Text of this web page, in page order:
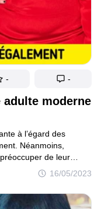
adulte moderne
16/05/2023
à l’égard des
Néanmoins,
de leur
tout à fait
à l’aide
de l’apparence
aujourd’hui.
- -